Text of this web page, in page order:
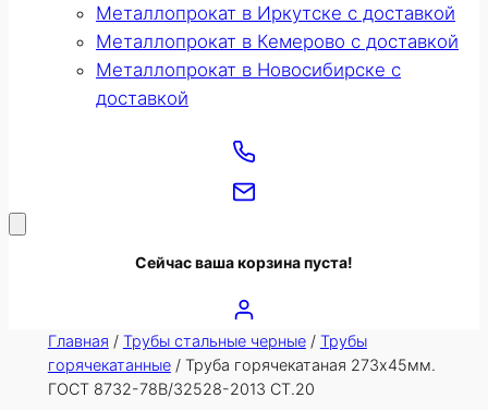
Металлопрокат в Иркутске с доставкой
Металлопрокат в Кемерово с доставкой
Металлопрокат в Новосибирске с
доставкой
Сейчас ваша корзина пуста!
Главная / Трубы стальные черные/ Трубы
горячекатанные/ Труба горячекатаная 273х45мм.
ГОСТ 8732-78В/32528-2013 СТ.20